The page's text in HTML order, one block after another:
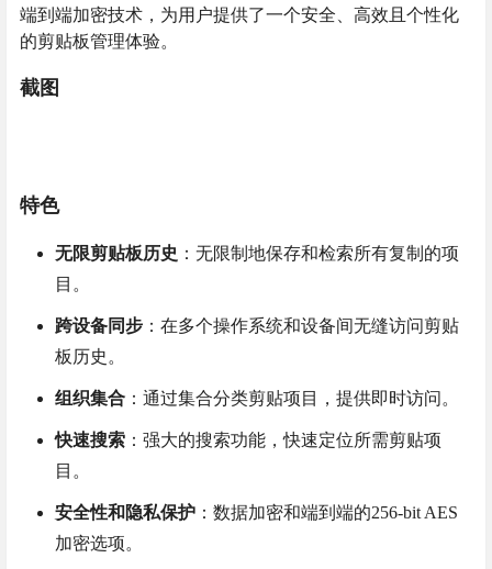
端到端加密技术，为用户提供了一个安全、高效且个性化
的剪贴板管理体验。
截图
特色
无限剪贴板历史 ：无限制地保存和检索所有复制的项
目。
跨设备同步 ：在多个操作系统和设备间无缝访问剪贴
板历史。
组织集合 ：通过集合分类剪贴项目，提供即时访问。
快速搜索 ：强大的搜索功能，快速定位所需剪贴项
目。
安全性和隐私保护 ：数据加密和端到端的256-bit AES
加密选项。